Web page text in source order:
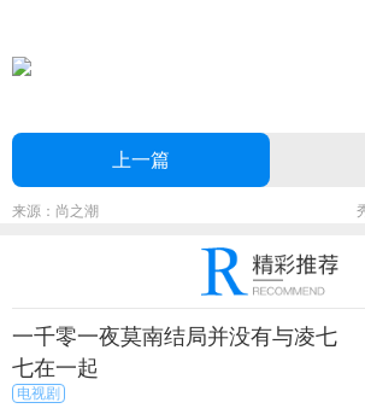
上一篇
来源：尚之潮
一千零一夜莫南结局并没有与凌七
七在一起
电视剧